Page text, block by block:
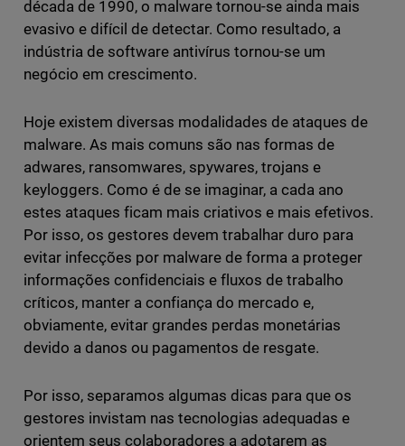
década de 1990, o malware tornou-se ainda mais
evasivo e difícil de detectar. Como resultado, a
indústria de software antivírus tornou-se um
negócio em crescimento.
Hoje existem diversas modalidades de ataques de
malware. As mais comuns são nas formas de
adwares, ransomwares, spywares, trojans e
keyloggers. Como é de se imaginar, a cada ano
estes ataques ficam mais criativos e mais efetivos.
Por isso, os gestores devem trabalhar duro para
evitar infecções por malware de forma a proteger
informações confidenciais e fluxos de trabalho
críticos, manter a confiança do mercado e,
obviamente, evitar grandes perdas monetárias
devido a danos ou pagamentos de resgate.
Por isso, separamos algumas dicas para que os
gestores invistam nas tecnologias adequadas e
orientem seus colaboradores a adotarem as